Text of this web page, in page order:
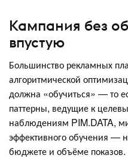
Кампания без
впустую
Большинство рекламных
алгоритмической
должна «обучиться» — то
паттерны, ведущие к
наблюдениям PIM.DATA,
эффективного обучения —
бюджете и объёме показов.